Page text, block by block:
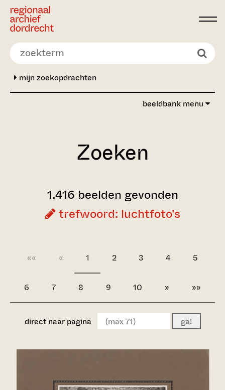
Ga direct naar de inhoud
mijn zoekopdrachten
beeldbank menu
Zoeken
1.416 beelden gevonden
trefwoord: luchtfoto's
«« « 1 2 3 4 5
6 7 8 9 10 » »»
direct naar pagina ga!